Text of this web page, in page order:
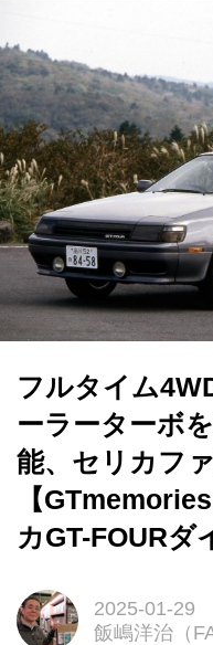
フルタイム
ーラーターボ
能、セリカフ
【
カGT-FOURダ
2025-01-29
飯嶋洋治（